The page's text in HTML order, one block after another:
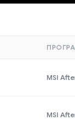
MSI
MSI